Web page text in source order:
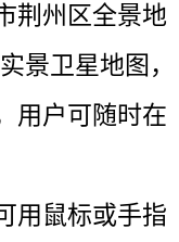
荆州区全景地
景卫星地图，
用户可随时在
用鼠标或手指